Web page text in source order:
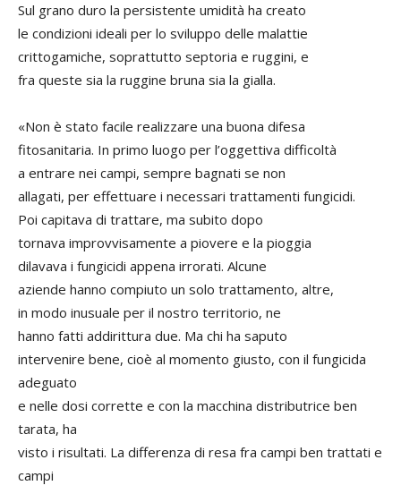
Sul grano duro la persistente umidità ha creato
le condizioni ideali per lo sviluppo delle malattie
crittogamiche, soprattutto septoria e ruggini, e
fra queste sia la ruggine bruna sia la gialla.
«Non è stato facile realizzare una buona difesa
fitosanitaria. In primo luogo per l’oggettiva difficoltà
a entrare nei campi, sempre bagnati se non
allagati, per effettuare i necessari trattamenti fungicidi.
Poi capitava di trattare, ma subito dopo
tornava improvvisamente a piovere e la pioggia
dilavava i fungicidi appena irrorati. Alcune
aziende hanno compiuto un solo trattamento, altre,
in modo inusuale per il nostro territorio, ne
hanno fatti addirittura due. Ma chi ha saputo
intervenire bene, cioè al momento giusto, con il fungicida
adeguato
e nelle dosi corrette e con la macchina distributrice ben
tarata, ha
visto i risultati. La differenza di resa fra campi ben trattati e
campi